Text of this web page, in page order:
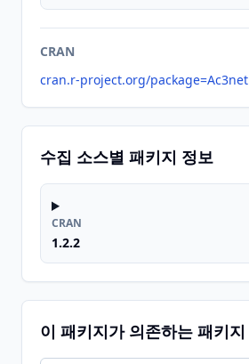
CRAN
cran.r-project.org/package=Ac3net
수집 소스별 패키지 정보
CRAN
1.2.2
이 패키지가 의존하는 패키지